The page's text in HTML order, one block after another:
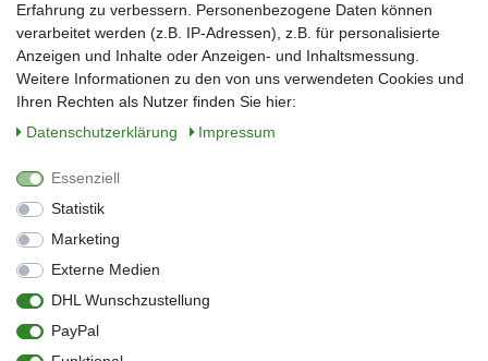
E-Mail*
Sie können den Newsletter jederzeit kostenlos abbestellen.
** gilt für Lieferungen innerhalb Deutschlands, Lieferzeiten für andere Länder
Widerrufs­recht
Kontakt
Barrierefreiheitserklärung
Zahlung & Versand
Erfahrung zu verbessern. Personenbezogene Daten können
verarbeitet werden (z.B. IP-Adressen), z.B. für personalisierte
Anzeigen und Inhalte oder Anzeigen- und Inhaltsmessung.
Weitere Informationen zu den von uns verwendeten Cookies und
Ihren Rechten als Nutzer finden Sie hier:
Daten­schutz­erklärung
Impressum
Essenziell
Statistik
Marketing
Externe Medien
DHL Wunschzustellung
PayPal